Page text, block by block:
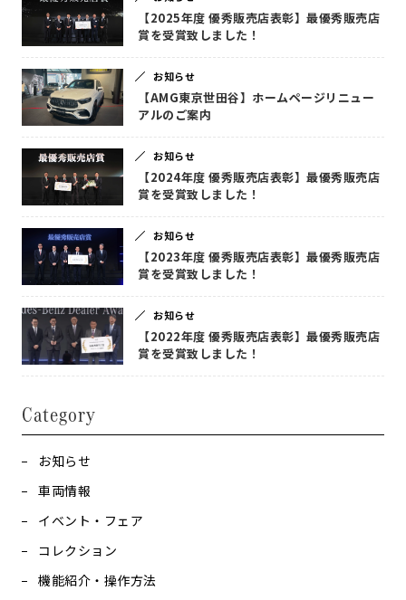
【2025年度 優秀販売店表彰】最優秀販売店
賞を受賞致しました！
お知らせ
【AMG東京世田谷】ホームページリニュー
アルのご案内
お知らせ
【2024年度 優秀販売店表彰】最優秀販売店
賞を受賞致しました！
お知らせ
【2023年度 優秀販売店表彰】最優秀販売店
賞を受賞致しました！
お知らせ
【2022年度 優秀販売店表彰】最優秀販売店
賞を受賞致しました！
Category
お知らせ
車両情報
イベント・フェア
コレクション
機能紹介・操作方法